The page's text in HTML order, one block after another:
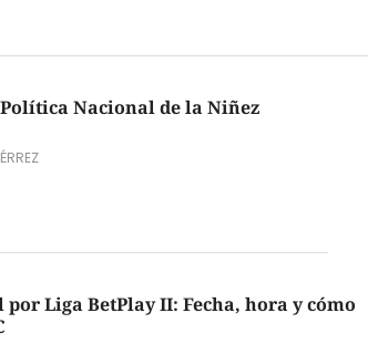
Nacional de la Niñez
Liga BetPlay II: Fecha, hora y cómo